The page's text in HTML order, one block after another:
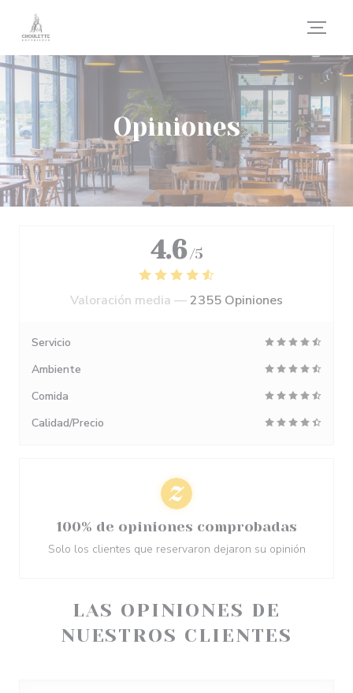
Personalización de sus opciones de cookies
Opiniones
LAS OPINIONES DE
NUESTROS CLIENTES
4.6 /5
Valoración media —2355 Opiniones
Servicio
Ambiente
Comida
Calidad/Precio
100% de opiniones comprobadas
Solo los clientes que reservaron dejaron su opinión